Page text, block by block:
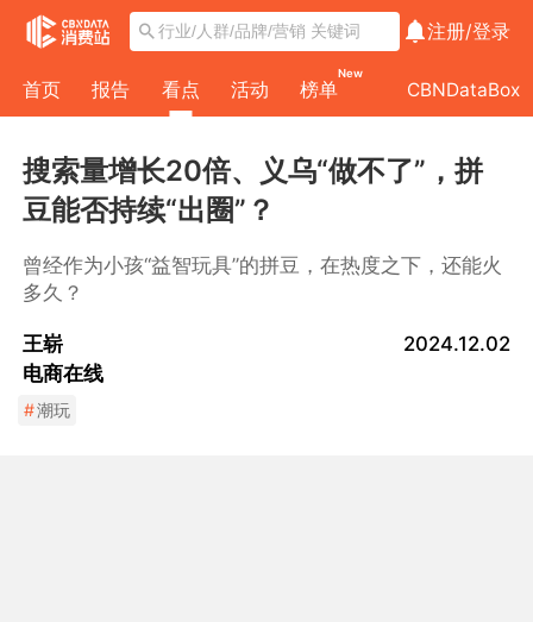
注册/登录
首页 报告 看点 活动 榜单
New
CBNDataBox
搜索量增长20倍、义乌“做不了”，拼
豆能否持续“出圈”？
曾经作为小孩“益智玩具”的拼豆，在热度之下，还能火
多久？
王崭
电商在线
2024.12.02
#潮玩